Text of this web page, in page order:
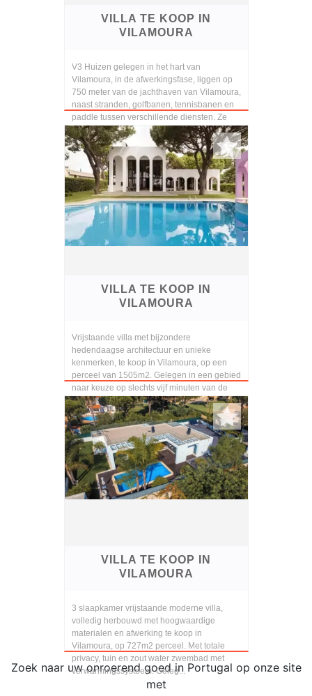
VILLA TE KOOP IN
VILAMOURA
V3 Huizen gelegen in het hart van
Vilamoura, in de afwerkingsfase, liggen op
750 meter van de jachthaven van Vilamoura,
naast stranden, golfbanen, tennisbanen en
paddle tussen verschillende diensten. Ze
zijn verkrij...
VILLA TE KOOP IN
VILAMOURA
Vrijstaande villa met bijzondere
hedendaagse architectuur en unieke
kenmerken, te koop in Vilamoura, op een
perceel van 1505m2. Gelegen in een gebied
naar keuze op slechts vijf minuten van de
jachthaven, het strand,...
VILLA TE KOOP IN
VILAMOURA
3 slaapkamer vrijstaande moderne villa,
volledig herbouwd met hoogwaardige
materialen en afwerking te koop in
Vilamoura, op 727m2 perceel. Met totale
privacy, tuin en zout water zwembad met
verwarmingssysteem. Geleg...
Zoek naar uw onroerend goed in Portugal op onze site
met